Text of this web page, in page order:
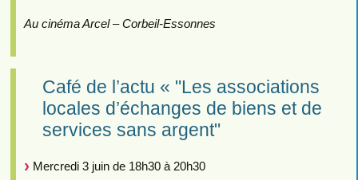
Au cinéma Arcel – Corbeil-Essonnes
Café de l’actu « "Les associations
locales d’échanges de biens et de
services sans argent"
Mercredi 3 juin de 18h30 à 20h30